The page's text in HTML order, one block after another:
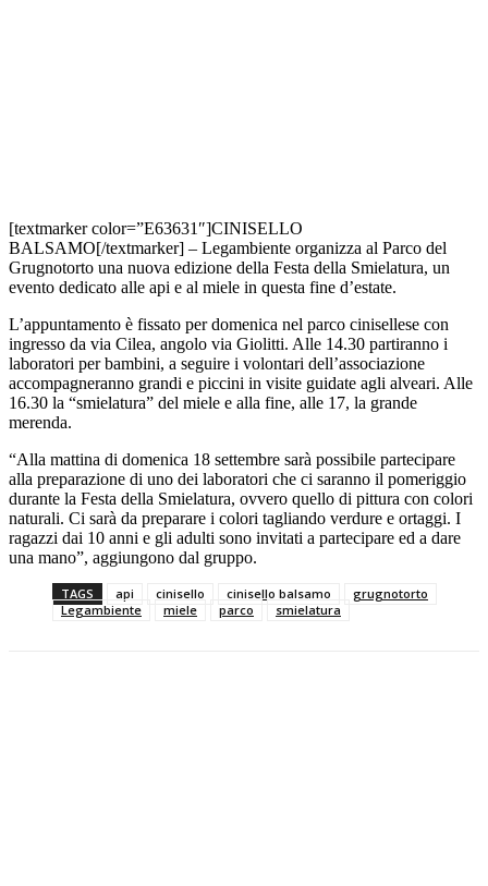
[textmarker color=”E63631″]CINISELLO
BALSAMO[/textmarker] – Legambiente organizza al Parco del
Grugnotorto una nuova edizione della Festa della Smielatura, un
evento dedicato alle api e al miele in questa fine d’estate.
L’appuntamento è fissato per domenica nel parco cinisellese con
ingresso da via Cilea, angolo via Giolitti. Alle 14.30 partiranno i
laboratori per bambini, a seguire i volontari dell’associazione
accompagneranno grandi e piccini in visite guidate agli alveari. Alle
16.30 la “smielatura” del miele e alla fine, alle 17, la grande
merenda.
“Alla mattina di domenica 18 settembre sarà possibile partecipare
alla preparazione di uno dei laboratori che ci saranno il pomeriggio
durante la Festa della Smielatura, ovvero quello di pittura con colori
naturali. Ci sarà da preparare i colori tagliando verdure e ortaggi. I
ragazzi dai 10 anni e gli adulti sono invitati a partecipare ed a dare
una mano”, aggiungono dal gruppo.
TAGS api cinisello cinisello balsamo
grugnotorto
Legambiente
miele parco smielatura